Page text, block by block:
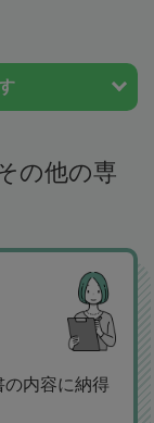
の他の専
内容に納得